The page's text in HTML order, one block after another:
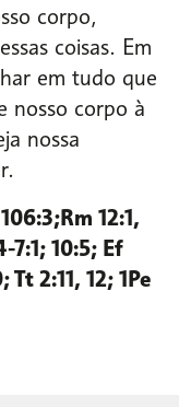
corpo,
coisas. Em
em tudo que
nosso corpo à
nossa
12:1,
7:1; 10:5; Ef
2:11, 12; 1Pe